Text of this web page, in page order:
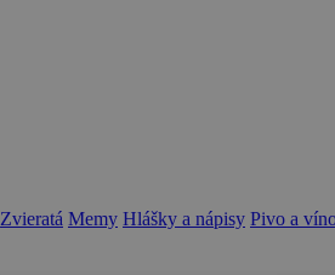
Zvieratá Memy Hlášky a nápisy Pivo a